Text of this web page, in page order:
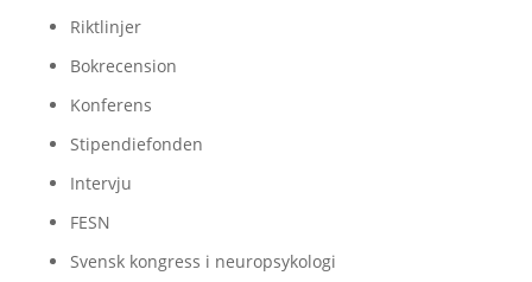
Riktlinjer
Bokrecension
Konferens
Stipendiefonden
Intervju
FESN
Svensk kongress i neuropsykologi